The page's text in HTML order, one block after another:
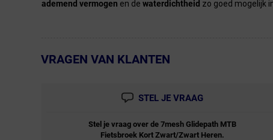
ademend vermogen en de waterdichtheid zo goed mogelijk
← Terug naar productnavigatie
VRAGEN VAN KLANTEN
STEL JE VRAAG
Stel je vraag over de 7mesh Glidepath MTB
Fietsbroek Kort Zwart/Zwart Heren.